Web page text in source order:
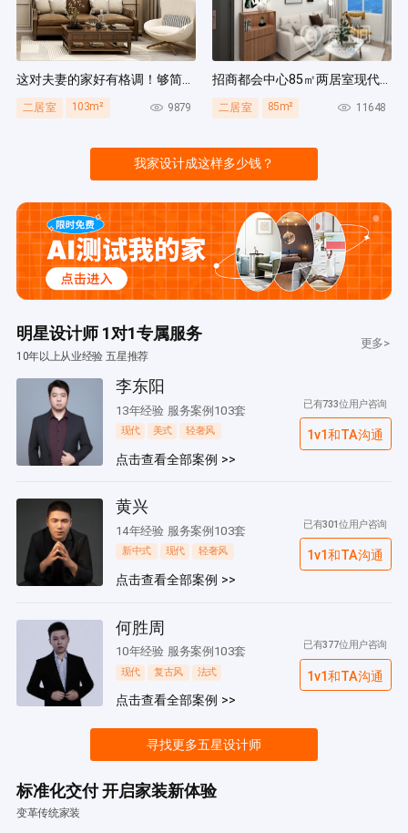
这对夫妻的家好有格调！够简洁还复古，好打扫卫生太贴心~
二居室 103m² 9879
招商都会中心85㎡两居室现代简约风装修案例
二居室 85m² 11648
我家设计成这样多少钱？
明星设计师 1对1专属服务
10年以上从业经验 五星推荐
更多>
李东阳
13年经验 服务案例103套
现代 美式 轻奢风
点击查看全部案例 >>
已有733位用户咨询
1v1和TA沟通
黄兴
14年经验 服务案例103套
新中式 现代 轻奢风
点击查看全部案例 >>
已有301位用户咨询
1v1和TA沟通
何胜周
10年经验 服务案例103套
现代 复古风 法式
点击查看全部案例 >>
已有377位用户咨询
1v1和TA沟通
寻找更多五星设计师
标准化交付 开启家装新体验
变革传统家装